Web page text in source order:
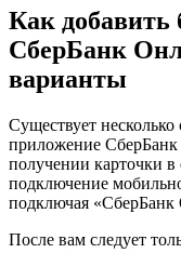
Счет
в
Онлайн
и
на
Мир
Как добавить
СберБанк
варианты
Существует несколько
приложение
получении карточки в
подключение
подключая
После вам следует